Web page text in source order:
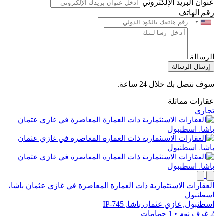
عنوان البريد الإلكتروني
رقم الهاتف
الرسالة
إرسال الرسالة
سوف نتصل بك خلال 24 ساعة.
عقارات مماثلة
تجاري
العقارات الاستثمارية ذات العمارة المعاصرة في غازي عثمان باشا،
اسطنبول
اسطنبول, غازي عثمان باشا, IP-745
2 غرف نوم
• 1 حمامات